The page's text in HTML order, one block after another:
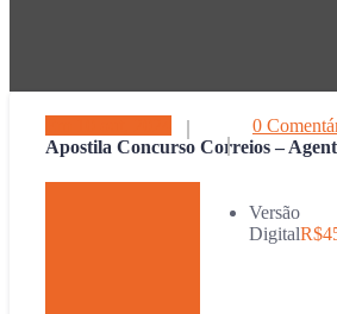
0
Apostila Concurso Correios –
Versão
DigitalR$